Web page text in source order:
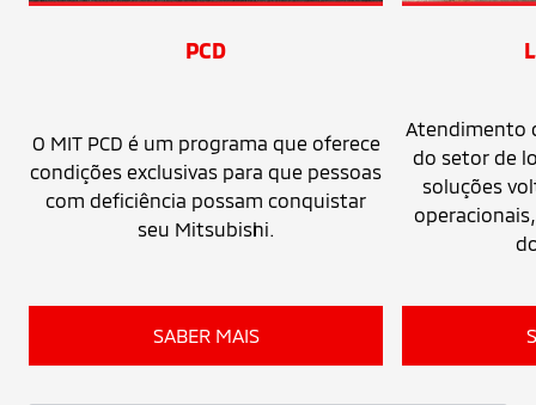
PCD
O MIT PCD é um programa que oferece
condições exclusivas para que pessoas
com deficiência possam conquistar
seu Mitsubishi.
SABER MAIS
Atendimento
do setor de
soluções